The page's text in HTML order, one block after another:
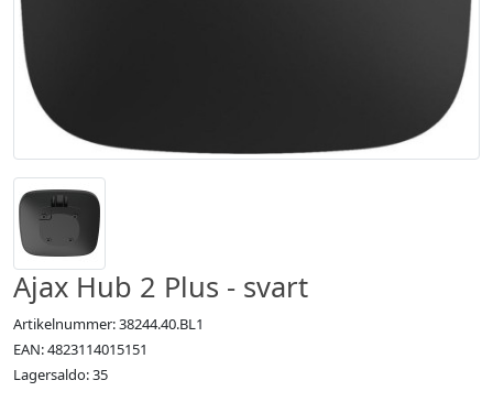
Ajax Hub 2 Plus - svart
Artikelnummer: 38244.40.BL1
EAN: 4823114015151
Lagersaldo: 35